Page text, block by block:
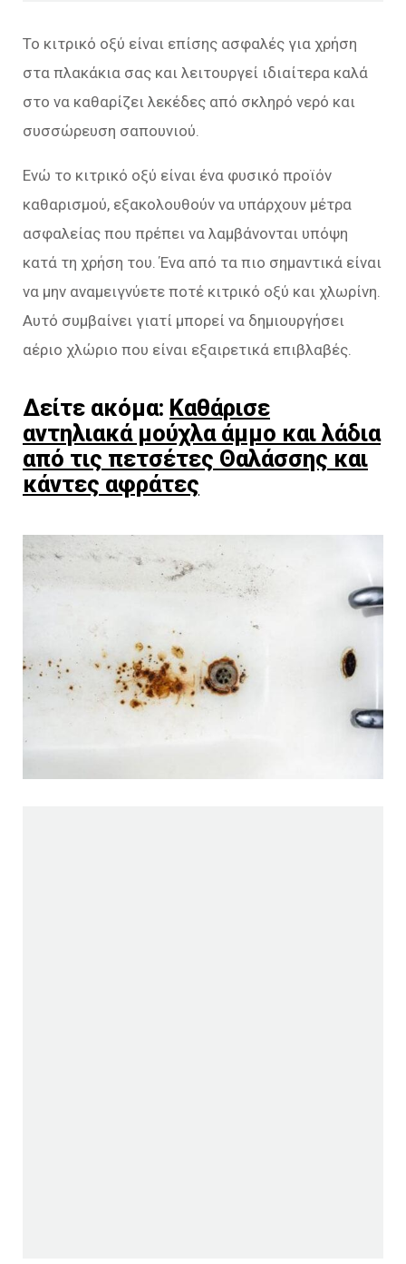
Το κιτρικό οξύ είναι επίσης ασφαλές για χρήση
στα πλακάκια σας και λειτουργεί ιδιαίτερα καλά
στο να καθαρίζει λεκέδες από σκληρό νερό και
συσσώρευση σαπουνιού.
Ενώ το κιτρικό οξύ είναι ένα φυσικό προϊόν
καθαρισμού, εξακολουθούν να υπάρχουν μέτρα
ασφαλείας που πρέπει να λαμβάνονται υπόψη
κατά τη χρήση του. Ένα από τα πιο σημαντικά είναι
να μην αναμειγνύετε ποτέ κιτρικό οξύ και χλωρίνη.
Αυτό συμβαίνει γιατί μπορεί να δημιουργήσει
αέριο χλώριο που είναι εξαιρετικά επιβλαβές.
Δείτε ακόμα: Καθάρισε
αντηλιακά μούχλα άμμο και λάδια
από τις πετσέτες Θαλάσσης και
κάντες αφράτες